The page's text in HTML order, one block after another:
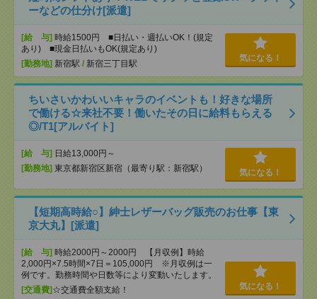
ーなどの仕分け[派遣]
[給 与] 時給1500円 ■日払い・週払いOK！(規定
あり) ■現金日払いもOK(規定あり)
[勤務地] 新宿駅 / 新宿三丁目駅
気になる！
ちいさいかわいいキャラのイベントも！好きな場所
で働ける☆来社不要！働いたその日に給料もらえる
◎/T1[アルバイト]
[給 与] 日給13,000円～
[勤務地] 東京都新宿区新宿（最寄り駅：新宿駅） 気になる！
【短期高時給○】紳士レザーバッグ販売のお仕事【東
京大丸】[派遣]
[給 与] 時給2000円～2000円 【月収例】時給
2,000円×7.5時間×7日＝105,000円 ※月収例は一
例です。勤務時間や日数等により変動いたします。
[交通費] ☆交通費全額支給！
気になる！